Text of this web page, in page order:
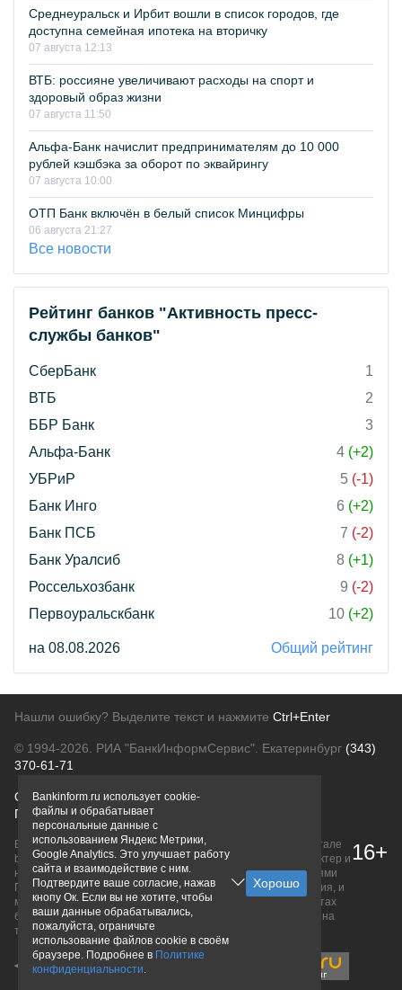
Среднеуральск и Ирбит вошли в список городов, где
доступна семейная ипотека на вторичку
07 августа 12:13
ВТБ: россияне увеличивают расходы на спорт и
здоровый образ жизни
07 августа 11:50
Альфа-Банк начислит предпринимателям до 10 000
рублей кэшбэка за оборот по эквайрингу
07 августа 10:00
ОТП Банк включён в белый список Минцифры
06 августа 21:27
Все новости
Рейтинг банков "Активность пресс-
службы банков"
СберБанк
1
ВТБ
2
ББР Банк
3
Альфа-Банк
4 (+2)
УБРиР
5 (-1)
Банк Инго
6 (+2)
Банк ПСБ
7 (-2)
Банк Уралсиб
8 (+1)
Россельхозбанк
9 (-2)
Первоуральскбанк
10 (+2)
на 08.08.2026 Общий рейтинг
Нашли ошибку? Выделите текст и нажмите Ctrl+Enter
© 1994-2026. РИА "БанкИнформСервис". Екатеринбург (343)
370-61-71
О проектеПолитика конфиденциальности
Правовая информацияДля рекламодателей
Вся информация о продуктах банков, размещенная на портале
bankinform.ru, носит исключительно ознакомительный характер и
не является публичной офертой, определяемой положениями
ГК РФ. Информация не содержит точного и полного описания, и
может быть изменена. Конечные условия уточняйте на сайтах
банков или при личном обращении. Исключительное право на
товарные знаки принадлежит их правообладателям.
16+
Bankinform.ru использует cookie-
файлы и обрабатывает
персональные данные с
использованием Яндекс Метрики,
Google Analytics. Это улучшает работу
сайта и взаимодействие с ним.
Подтвердите ваше согласие, нажав
кнопу Ок. Если вы не хотите, чтобы
ваши данные обрабатывались,
пожалуйста, ограничьте
использование файлов cookie в своём
браузере. Подробнее в Политике
конфиденциальности.